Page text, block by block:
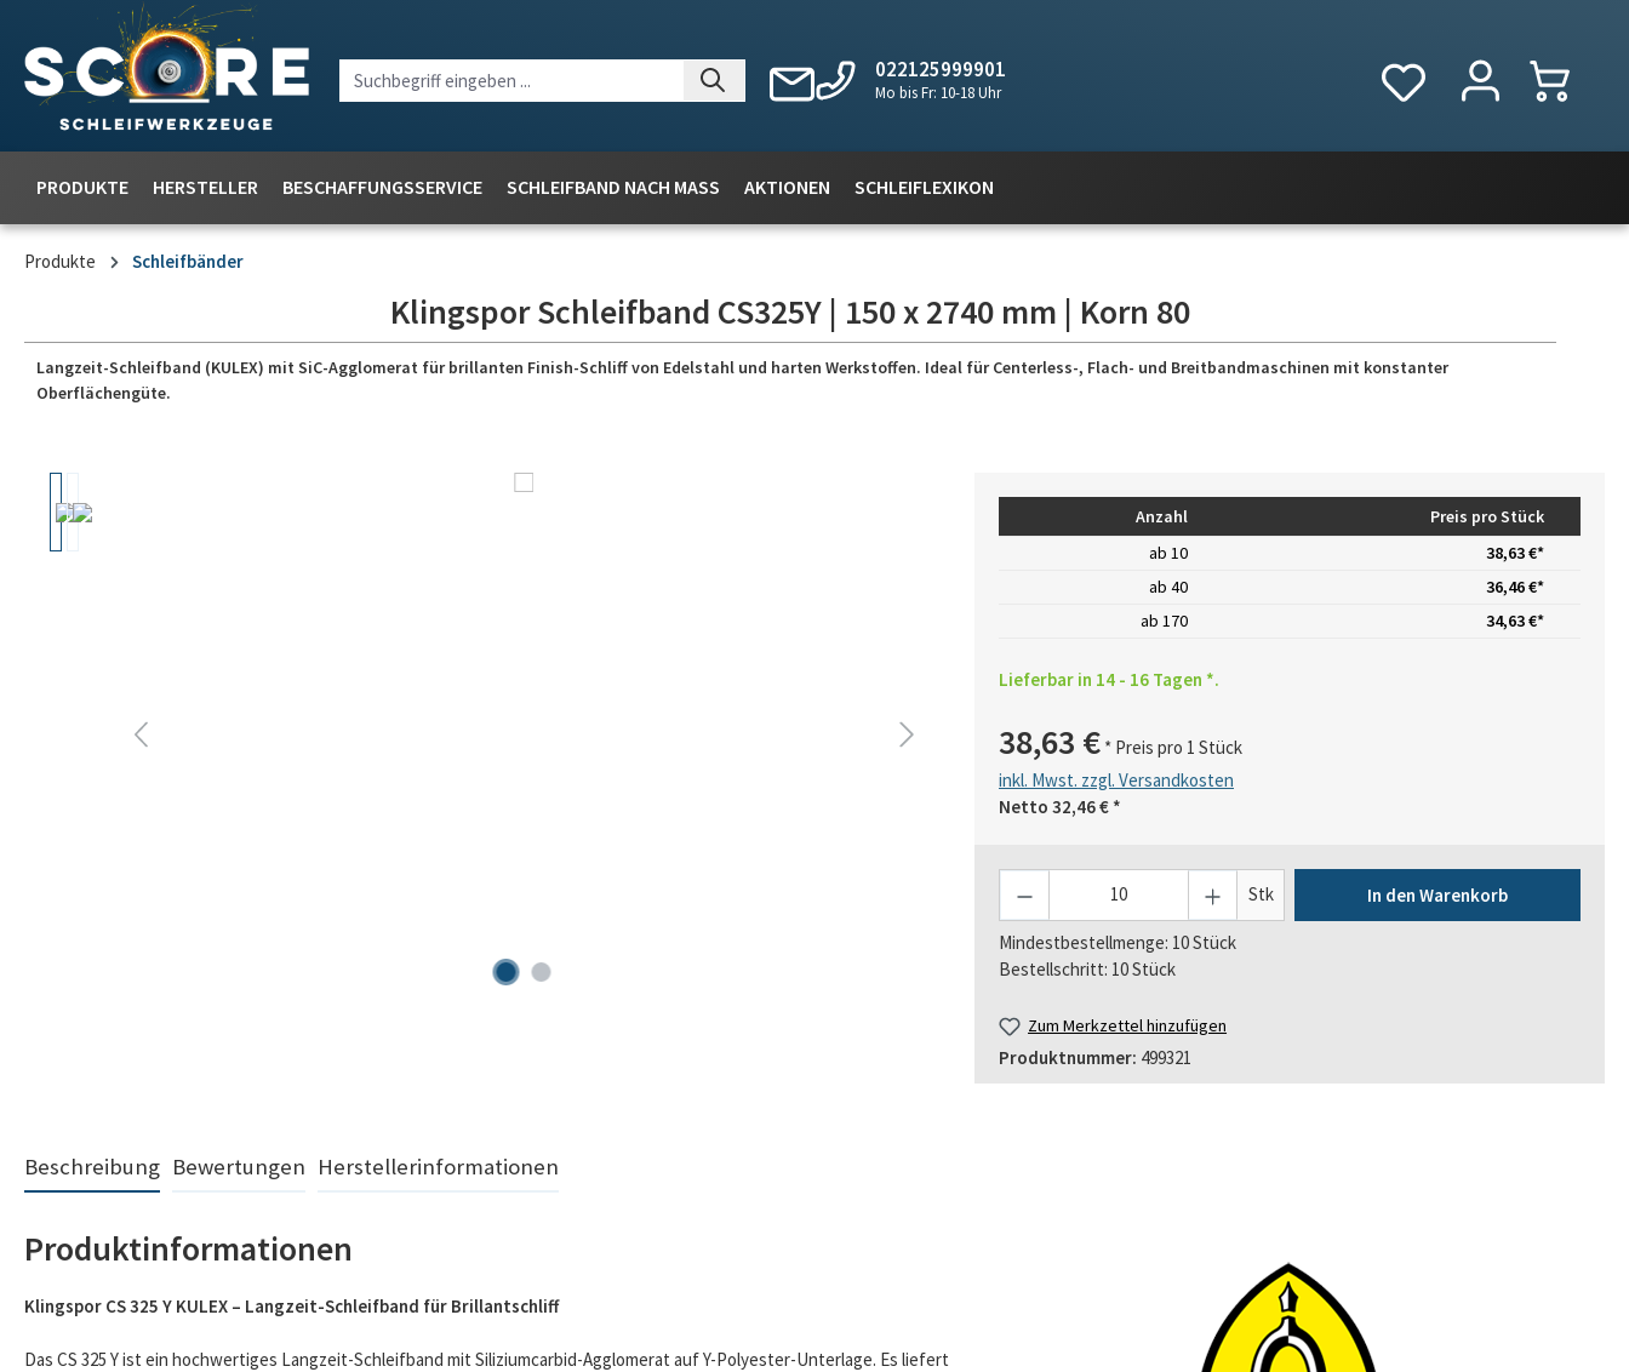
022125999901
Mo bis Fr: 10-18 Uhr
PRODUKTE HERSTELLER BESCHAFFUNGSSERVICE SCHLEIFBAND NACH MASS AKTIONEN SCHLEIFLEXIKON
Produkte Schleifbänder
Klingspor Schleifband CS325Y | 150 x 2740 mm | Korn 80
Langzeit-Schleifband (KULEX) mit SiC-Agglomerat für brillanten Finish-Schliff von Edelstahl und harten Werkstoffen. Ideal für Centerless-, Flach- und Breitbandmaschinen mit konstanter
Oberflächengüte.
Anzahl
Preis pro Stück
ab 10
38,63 €*
ab 40
36,46 €*
ab 170 34,63 €*
Lieferbar in 14 - 16 Tagen *.
38,63 € * Preis pro 1 Stück
inkl. Mwst. zzgl. Versandkosten
Netto 32,46 € *
Stk In den Warenkorb
Mindestbestellmenge: 10 Stück
Bestellschritt: 10 Stück
Zum Merkzettel hinzufügen
Produktnummer: 499321
Beschreibung Bewertungen Herstellerinformationen
Produktinformationen
Klingspor CS 325 Y KULEX – Langzeit-Schleifband für Brillantschliff
Das CS 325 Y ist ein hochwertiges Langzeit-Schleifband mit Siliziumcarbid-Agglomerat auf Y-Polyester-Unterlage. Es liefert